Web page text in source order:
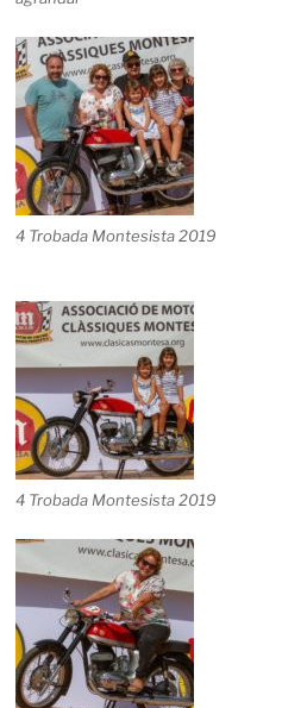
4 Trobada Montesista 2019
4 Trobada Montesista 2019